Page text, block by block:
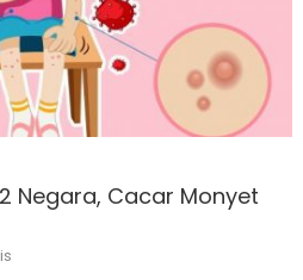
Negara, Cacar Monyet